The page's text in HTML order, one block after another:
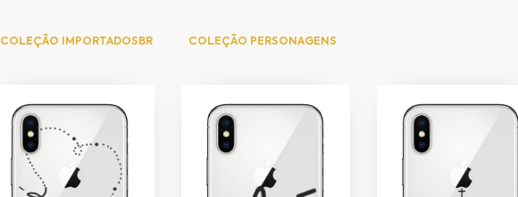
COLEÇÃO IMPORTADOSBR COLEÇÃO PERSONAGENS